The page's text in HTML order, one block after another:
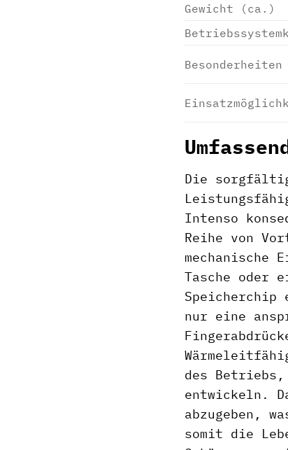
Gewicht (ca.)
Besonderheiten
Die
Intenso
Reihe von
mechanische
Tasche oder
Speicherchip
nur eine
des Betriebs,
entwickeln.
abzugeben,
somit die